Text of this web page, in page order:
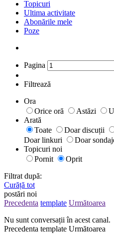
Topicuri
Ultima activitate
Abonările mele
Poze
Pagina
Filtrează
Ora
Orice oră
Astăzi
Arată
Toate
Doar discuții
Doar linkuri
Doar
Topicuri noi
Pornit
Oprit
Filtrat după:
Curăță tot
postări noi
Precedenta template Următoarea
Nu sunt conversații în acest canal.
Precedenta template Următoarea